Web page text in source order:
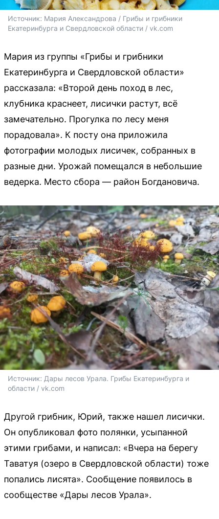
Источник: Мария Александрова / Грибы и грибники
Екатеринбурга и Свердловской области / vk.com
Мария из группы «Грибы и грибники
Екатеринбурга и Свердловской области»
рассказала: «Второй день поход в лес,
клубника краснеет, лисички растут, всё
замечательно. Прогулка по лесу меня
порадовала». К посту она приложила
фотографии молодых лисичек, собранных в
разные дни. Урожай помещался в небольшие
ведерка. Место сбора — район Богдановича.
Источник: Дары лесов Урала. Грибы Екатеринбурга и
области / vk.com
Другой грибник, Юрий, также нашел лисички.
Он опубликовал фото полянки, усыпанной
этими грибами, и написал: «Вчера на берегу
Таватуя (озеро в Свердловской области) тоже
попались лисята». Сообщение появилось в
сообществе «Дары лесов Урала».